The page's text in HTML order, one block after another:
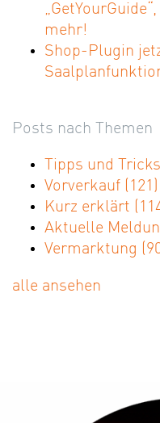
mehr!
Shop-Plugin
Posts nach Themen
Tipps und Tricks
Vorverkauf (121)
Kurz erklärt
Aktuelle
Vermarktung
alle ansehen